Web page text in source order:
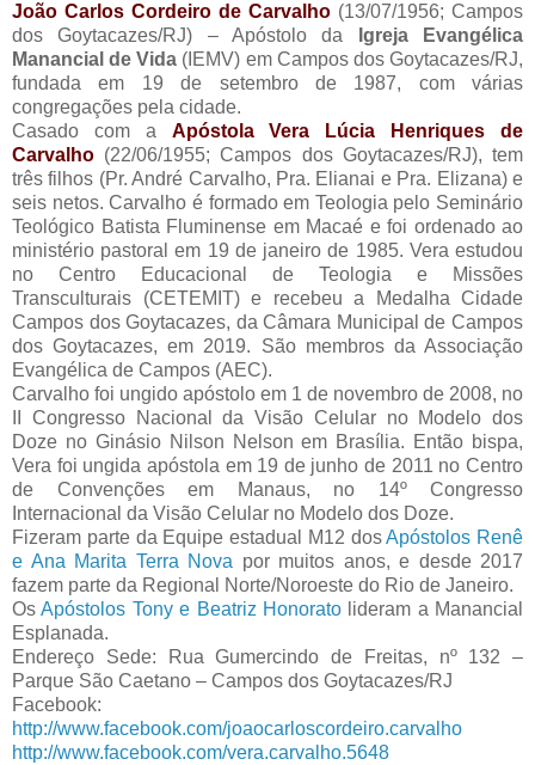
João Carlos Cordeiro de Carvalho (13/07/1956; Campos
dos Goytacazes/RJ) – Apóstolo da
Igreja Evangélica
Manancial de Vida (IEMV) em Campos dos Goytacazes/RJ,
fundada em 19 de setembro de 1987, com várias
congregações pela cidade.
Casado com a Apóstola Vera Lúcia Henriques de
Carvalho (22/06/1955; Campos dos Goytacazes/RJ), tem
três filhos (Pr. André Carvalho, Pra. Elianai e Pra. Elizana) e
seis netos. Carvalho é formado em Teologia pelo Seminário
Teológico Batista Fluminense em Macaé e foi ordenado ao
ministério pastoral em 19 de janeiro de 1985. Vera estudou
no Centro Educacional de Teologia e Missões
Transculturais (CETEMIT) e recebeu a Medalha Cidade
Campos dos Goytacazes, da Câmara Municipal de Campos
dos Goytacazes, em 2019. São membros da Associação
Evangélica de Campos (AEC).
Carvalho foi ungido apóstolo em 1 de novembro de 2008, no
II Congresso Nacional da Visão Celular no Modelo dos
Doze no Ginásio Nilson Nelson em Brasília. Então bispa,
Vera foi ungida apóstola em 19 de junho de 2011 no Centro
de Convenções em Manaus, no 14º Congresso
Internacional da Visão Celular no Modelo dos Doze.
Fizeram parte da Equipe estadual M12 dosApóstolos Renê
e Ana Marita Terra Nova por muitos anos, e desde 2017
fazem parte da Regional Norte/Noroeste do Rio de Janeiro.
OsApóstolos Tony e Beatriz Honoratolideram a Manancial
Esplanada.
Endereço Sede: Rua Gumercindo de Freitas, nº 132 –
Parque São Caetano – Campos dos Goytacazes/RJ
Facebook:
http://www.facebook.com/joaocarloscordeiro.carvalho
http://www.facebook.com/vera.carvalho.5648